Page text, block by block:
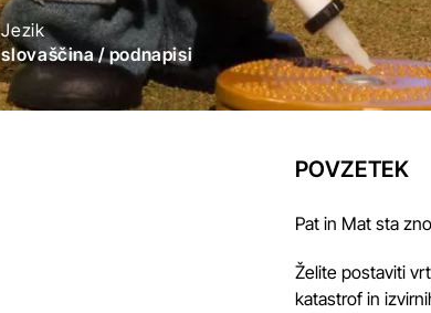
Jezik
slovaščina/ podnapisi
POVZETEK
Pat in Mat sta
Želite postaviti
katastrof in